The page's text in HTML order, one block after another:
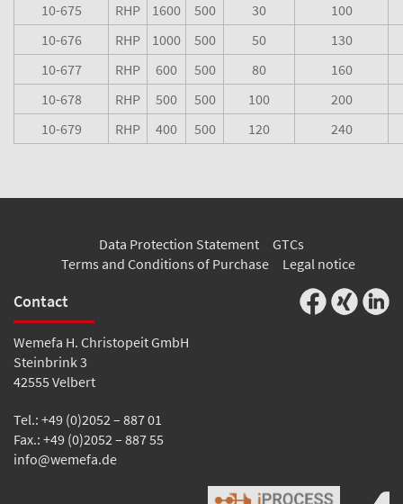
10-675 RHP 1600 500 30
100
10-676
RHP 1000 500 50
130
10-677
RHP 600 500 80
160
10-678
RHP 500 500 100
200
10-679
RHP 400 500 120 240
Data Protection Statement
GTCs
Terms and Conditions of Purchase
Legal notice
Contact
Wemefa H. Christopeit GmbH
Steinbrink 3
42555 Velbert
Tel.: +49 (0)2052 – 887 01
Fax.: +49 (0)2052 – 887 55
info@wemefa.de